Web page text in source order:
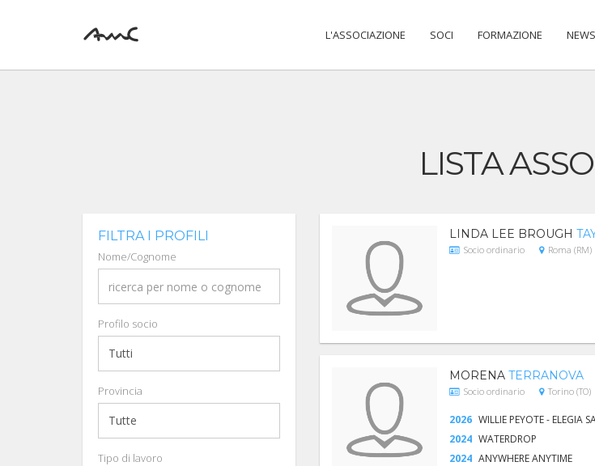
L'ASSOCIAZIONE SOCI FORMAZIONE NEWS
LISTA
FILTRA I PROFILI
Nome/Cognome
Profilo socio
Provincia
Tipo di lavoro
LINDA LEE BROUGH
Socio ordinario Roma (RM)
MORENA TERRANOVA
Socio ordinario Torino (TO)
2026 WILLIE PEYOTE - ELEGIA
2024 WATERDROP
2024 ANYWHERE ANYTIME